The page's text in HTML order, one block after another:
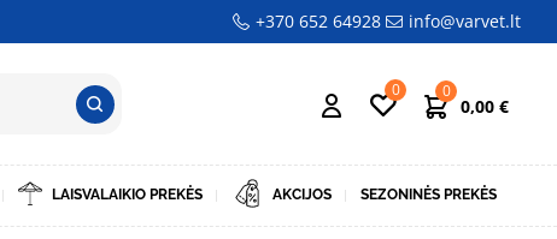
+370 652 64928 info@varvet.lt
0 0
0,00 €
LAISVALAIKIO PREKĖS AKCIJOS SEZONINĖS PREKĖS